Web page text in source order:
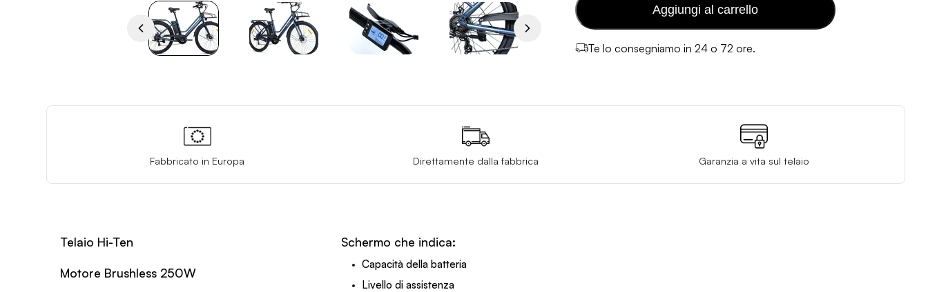
Aggiungi al carrello
Te lo consegniamo in 24 o 72 ore.
Fabbricato in Europa Direttamente dalla fabbrica Garanzia a vita sul telaio
Telaio Hi-Ten
Motore Brushless 250W
Schermo che indica:
Capacità della batteria
Livello di assistenza